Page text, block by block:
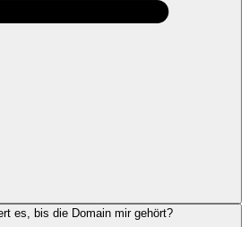
es, bis die Domain mir gehört?